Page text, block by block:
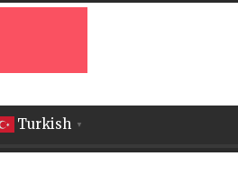
Turkish ▼